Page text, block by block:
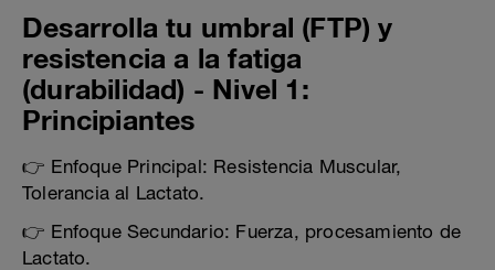
Desarrolla tu umbral (FTP) y
resistencia a la fatiga
(durabilidad) - Nivel 1:
Principiantes
👉 Enfoque Principal: Resistencia Muscular,
Tolerancia al Lactato.
👉 Enfoque Secundario: Fuerza, procesamiento de
Lactato.